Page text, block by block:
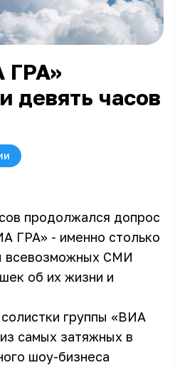
ГРА»
девять часов
продолжался допрос
ГРА» - именно столько
всевозможных СМИ
об их жизни и
группы «ВИА
самых затяжных в
шоу-бизнеса